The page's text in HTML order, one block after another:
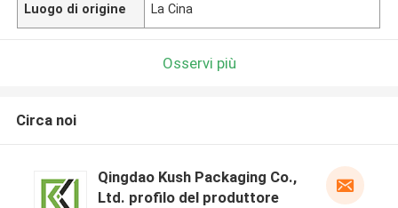
Luogo di origine La Cina
Osservi più
Circa noi
Qingdao Kush Packaging Co.,
Ltd. profilo del produttore